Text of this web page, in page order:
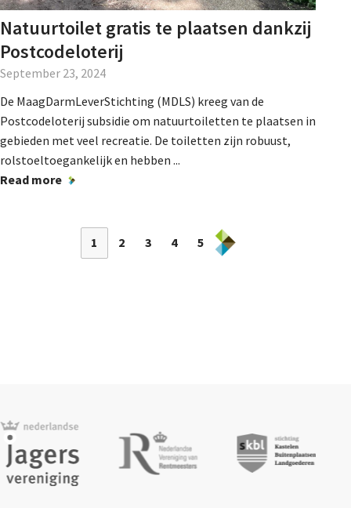
Natuurtoilet gratis te plaatsen dankzij
Postcodeloterij
September 23, 2024
De MaagDarmLeverStichting (MDLS) kreeg van de
Postcodeloterij subsidie om natuurtoiletten te plaatsen in
gebieden met veel recreatie. De toiletten zijn robuust,
rolstoeltoegankelijk en hebben ...
Read more
1 2 3 4 5